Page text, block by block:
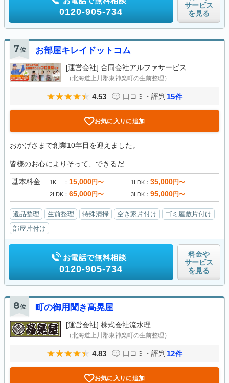
0120-905-734
サービス
を見る
7位 お部屋キレイドットコム
[運営会社] 合同会社アルファサービス
（北海道上川郡東神楽町の生前整理）
4.53 口コミ・評判 15件
お気に入りに追加
おかげさまで創業10年目を迎えました。
皆様のお心によりそって、できるだ...
基本料金 1K 15,000円〜 1LDK 35,000円〜
2LDK 65,000円〜 3LDK 95,000円〜
遺品整理 生前整理 特殊清掃 空き家片付け
ゴミ屋敷片付け
部屋片付け
お電話で無料相談
0120-905-734
料金や
サービス
を見る
8位 町の御用聞き髙晃屋
[運営会社] 株式会社流水理
（北海道上川郡東神楽町の生前整理）
4.83 口コミ・評判 12件
お気に入りに追加